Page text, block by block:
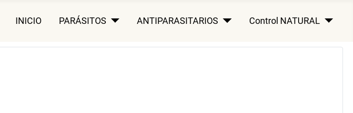
INICIO PARÁSITOS ANTIPARASITARIOS Control NATURAL